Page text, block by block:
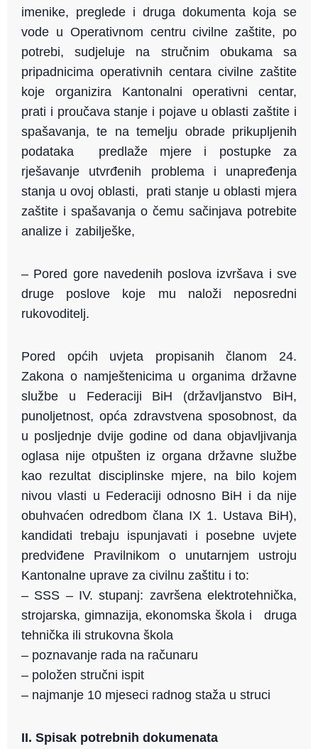
imenike, preglede i druga dokumenta koja se
vode u Operativnom centru civilne zaštite, po
potrebi, sudjeluje na stručnim obukama sa
pripadnicima operativnih centara civilne zaštite
koje organizira Kantonalni operativni centar,
prati i proučava stanje i pojave u oblasti zaštite i
spašavanja, te na temelju obrade prikupljenih
podataka predlaže mjere i postupke za
rješavanje utvrđenih problema i unapređenja
stanja u ovoj oblasti, prati stanje u oblasti mjera
zaštite i spašavanja o čemu sačinjava potrebite
analize i zabilješke,
– Pored gore navedenih poslova izvršava i sve
druge poslove koje mu naloži neposredni
rukovoditelj.
Pored općih uvjeta propisanih članom 24.
Zakona o namještenicima u organima državne
službe u Federaciji BiH (državljanstvo BiH,
punoljetnost, opća zdravstvena sposobnost, da
u posljednje dvije godine od dana objavljivanja
oglasa nije otpušten iz organa državne službe
kao rezultat disciplinske mjere, na bilo kojem
nivou vlasti u Federaciji odnosno BiH i da nije
obuhvaćen odredbom člana IX 1. Ustava BiH),
kandidati trebaju ispunjavati i posebne uvjete
predviđene Pravilnikom o unutarnjem ustroju
Kantonalne uprave za civilnu zaštitu i to:
– SSS – IV. stupanj: završena elektrotehnička,
strojarska, gimnazija, ekonomska škola i druga
tehnička ili strukovna škola
– poznavanje rada na računaru
– položen stručni ispit
– najmanje 10 mjeseci radnog staža u struci
II. Spisak potrebnih dokumenata